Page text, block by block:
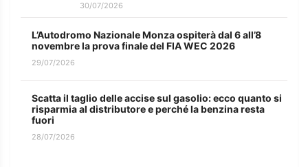
30/07/2026
L’Autodromo Nazionale Monza ospiterà dal 6 all’8
novembre la prova finale del FIA WEC 2026
29/07/2026
Scatta il taglio delle accise sul gasolio: ecco quanto si
risparmia al distributore e perché la benzina resta
fuori
28/07/2026